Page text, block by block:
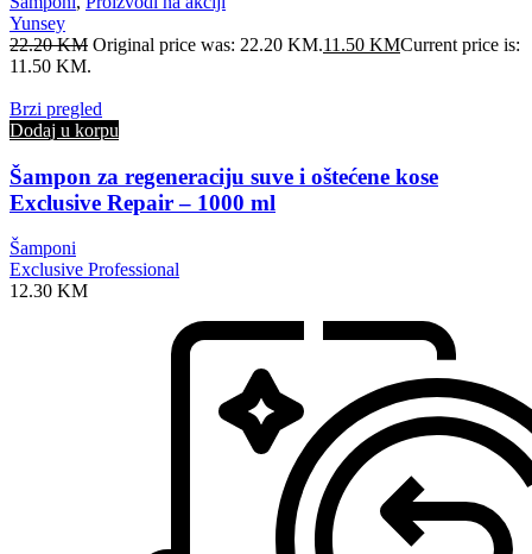
Yunsey
22.20KM Original price was: 22.20 KM.11.50 KMCurrent price is:
11.50 KM.
Brzi pregled
Dodaj u korpu
Šampon za regeneraciju suve i oštećene kose
Exclusive Repair – 1000 ml
Šamponi
Exclusive Professional
12.30 KM